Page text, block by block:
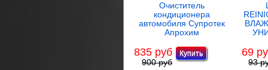
Очиститель
кондиционера
автомобиля Супротек
Апрохим
835 руб
900 руб
69
93